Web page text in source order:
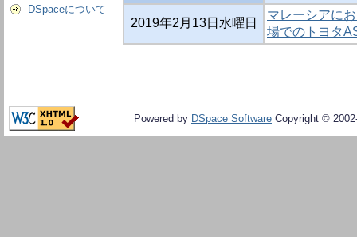
DSpaceについて
2019年2月13日水曜日
マレーシアに
場でのトヨタ
Powered by DSpace Software Copyright ©